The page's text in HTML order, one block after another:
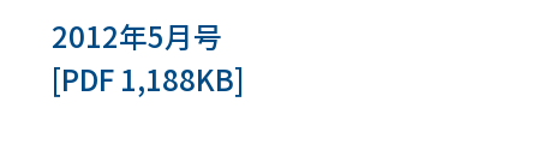
2012年5月号
[PDF 1,188KB]